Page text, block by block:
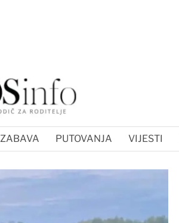
ZABAVA PUTOVANJA VIJESTI